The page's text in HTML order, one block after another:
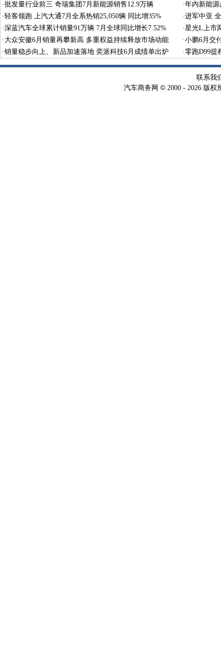
·批发量行业前三 奇瑞集团7月新能源销售12.9万辆 ·年内新能源
·轻客领跑 上汽大通7月全系热销25,050辆 同比增35% ·进军中亚
·深蓝汽车全球累计销量91万辆 7月全球同比增长7.52% ·星光L上市
· 大众安徽6月销量再攀新高 多重权益持续释放市场动能 ·小鹏6月交
秀
·销量稳步向上、新品加速落地 奕派科技6月成绩单出炉 ·零跑D99提
联系我
汽车商务网 © 2000 - 2026 版权